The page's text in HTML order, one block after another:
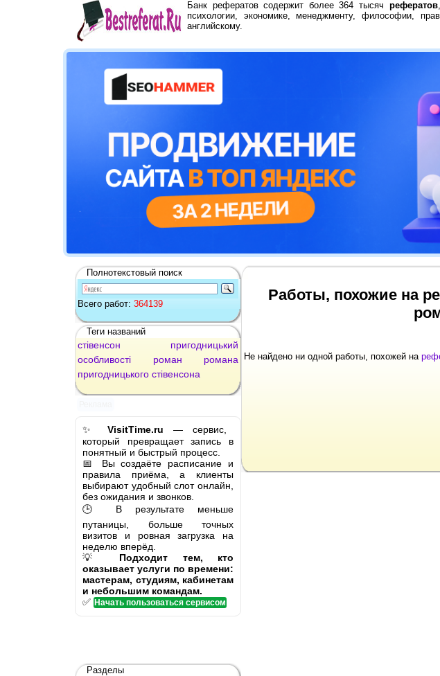
Банк рефератов содержит более 364 тысяч рефератов
психологии, экономике, менеджменту, философии,
английскому.
Полнотекстовый поиск
Всего работ: 364139
Теги названий
стівенсон
пригодницький
особливості
роман
романа
пригодницького стівенсона
✨ VisitTime.ru — сервис,
который превращает запись в
понятный и быстрый процесс.
📅 Вы создаёте расписание и
правила приёма, а клиенты
выбирают удобный слот онлайн,
без ожидания и звонков.
🕒 В результате меньше
путаницы, больше точных
визитов и ровная загрузка на
неделю вперёд.
💡 Подходит тем, кто
оказывает услуги по времени:
мастерам, студиям, кабинетам
и небольшим командам.
✅ Начать пользоваться сервисом
Разделы
Работы, похожие на
Не найдено ни одной работы, похожей на